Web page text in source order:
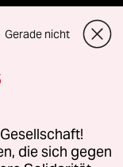
für Genehmigungen
Gerade nicht
die sich gegen